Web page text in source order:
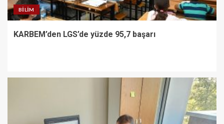
BILIM
KARBEM’den LGS’de yüzde 95,7 başarı